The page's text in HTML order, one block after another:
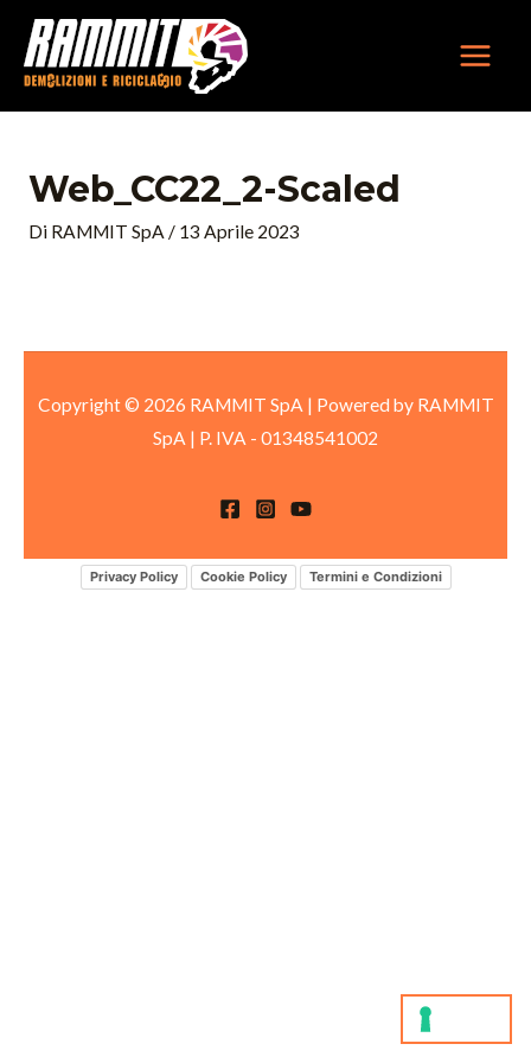
contenuto
Web_CC22_2-Scaled
Di RAMMIT SpA / 13 Aprile 2023
Copyright © 2026 RAMMIT SpA | Powered by RAMMIT
SpA | P. IVA - 01348541002
Privacy Policy Cookie Policy Termini e Condizioni